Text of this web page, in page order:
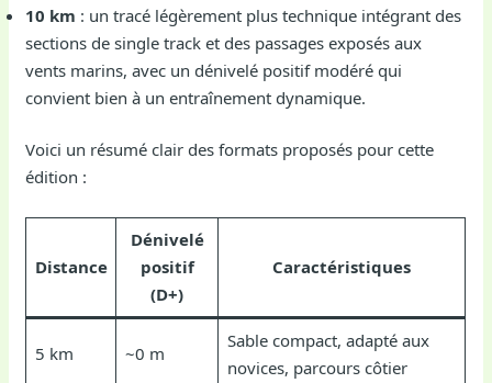
10 km : un tracé légèrement plus technique intégrant des
sections de single track et des passages exposés aux
vents marins, avec un dénivelé positif modéré qui
convient bien à un entraînement dynamique.
Voici un résumé clair des formats proposés pour cette
édition :
Distance
Dénivelé
positif
(D+)
Caractéristiques
5 km ~0 m
Sable compact, adapté aux
novices, parcours côtier